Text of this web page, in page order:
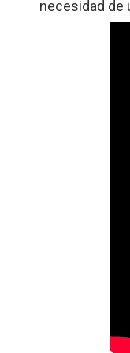
necesidad de